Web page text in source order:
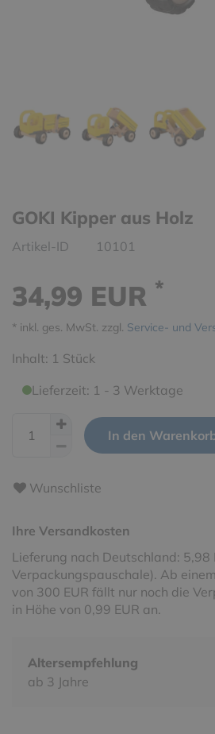
GOKI Kipper aus Holz
Artikel-ID 10101
34,99 EUR *
* inkl. ges. MwSt. zzgl. Service- und
Inhalt: 1 Stück
Lieferzeit: 1 - 3 Werktage
In den
Wunschliste
Ihre Versandkosten
Lieferung nach Deutschland: 5,98
Verpackungspauschale). Ab
von 300 EUR fällt nur noch die
in Höhe von 0,99 EUR an.
Altersempfehlung
ab 3 Jahre